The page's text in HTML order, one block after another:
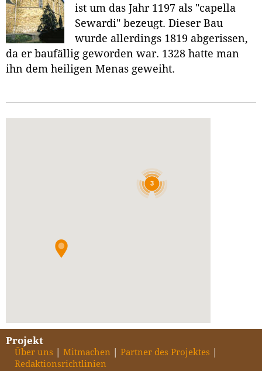
ist um das Jahr 1197 als "capella
Sewardi" bezeugt. Dieser Bau
wurde allerdings 1819 abgerissen,
da er baufällig geworden war. 1328 hatte man
ihn dem heiligen Menas geweiht.
3
Projekt
Über uns Mitmachen
Partner des Projektes
Redaktionsrichtlinien